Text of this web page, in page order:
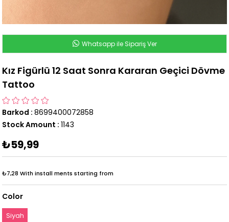
Whatsapp ile Sipariş Ver
Kız Figürlü 12 Saat Sonra Kararan Geçici Dövme
Tattoo
Barkod : 8699400072858
Stock Amount : 1143
₺59,99
₺7,28 With install ments starting from
Color
Siyah